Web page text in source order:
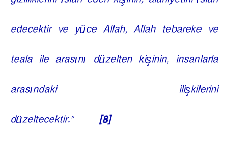
edecektir ve yüce Allah, Allah tebareke ve
teala ile arasını düzelten kişinin, insanlarla
arasındaki ilişkilerini
düzeltecektir.”
[8]